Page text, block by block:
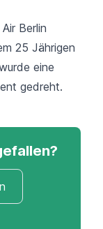
Berlin
25 Jährigen
eine
gedreht.